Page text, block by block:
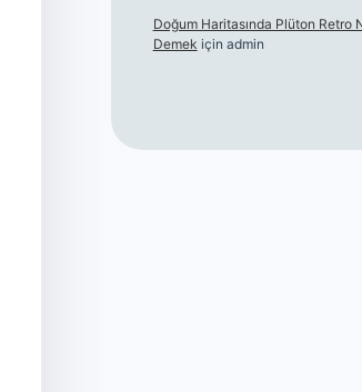
Doğum Haritasında Plüton Retro
Demek için admin